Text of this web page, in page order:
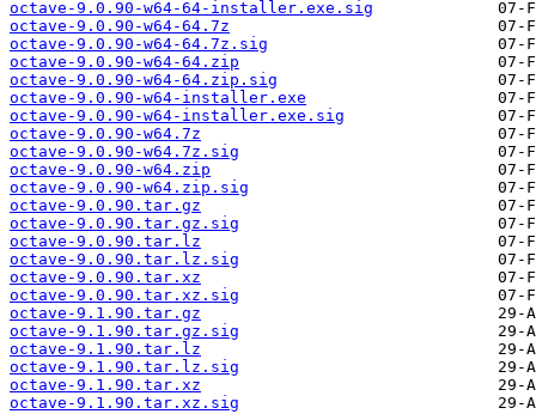
octave-9.0.90-w64-64-installer.exe.sig
octave-9.0.90-w64-64.7z
octave-9.0.90-w64-64.7z.sig
octave-9.0.90-w64-64.zip
octave-9.0.90-w64-64.zip.sig
octave-9.0.90-w64-installer.exe
octave-9.0.90-w64-installer.exe.sig
octave-9.0.90-w64.7z
octave-9.0.90-w64.7z.sig
octave-9.0.90-w64.zip
octave-9.0.90-w64.zip.sig
octave-9.0.90.tar.gz
octave-9.0.90.tar.gz.sig
octave-9.0.90.tar.lz
octave-9.0.90.tar.lz.sig
octave-9.0.90.tar.xz
octave-9.0.90.tar.xz.sig
octave-9.1.90.tar.gz
octave-9.1.90.tar.gz.sig
octave-9.1.90.tar.lz
octave-9.1.90.tar.lz.sig
octave-9.1.90.tar.xz
octave-9.1.90.tar.xz.sig